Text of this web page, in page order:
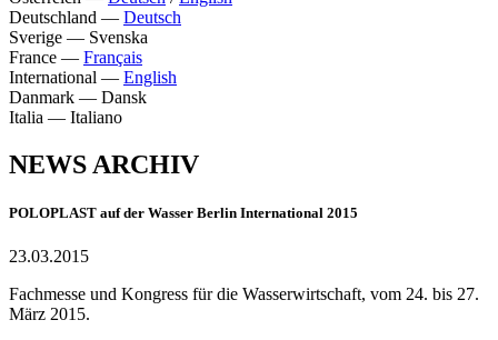
Deutschland — Deutsch
Sverige — Svenska
France — Français
International — English
Danmark — Dansk
Italia — Italiano
NEWS ARCHIV
POLOPLAST auf der Wasser Berlin International 2015
23.03.2015
Fachmesse und Kongress für die Wasserwirtschaft, vom 24. bis 27.
März 2015.